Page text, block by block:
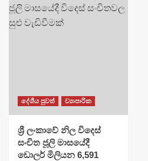
දේශීය පුවත් ව්‍යාපාරික
ශ්‍රී ලංකාවේ නිල විදෙස්
සංචිත ජූලි මාසයේදී
ඩොලර් මිලියන 6,591